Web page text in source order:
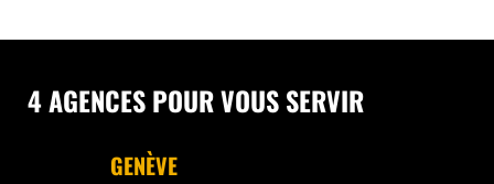
4 AGENCES POUR VOUS SERVIR
GENÈVE